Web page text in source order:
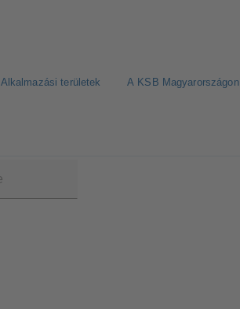
Alkalmazási területek A KSB Magyarországon